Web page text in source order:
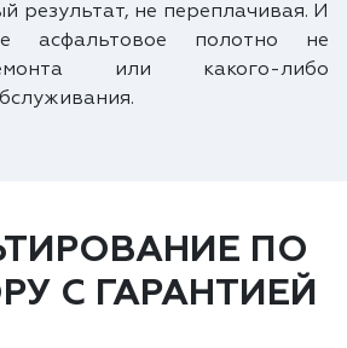
результат, не переплачивая. И
асфальтовое полотно не
или какого-либо
ПО
С ГАРАНТИЕЙ